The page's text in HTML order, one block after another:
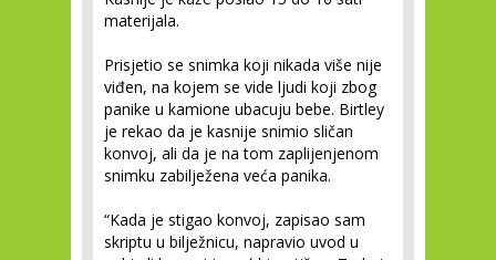
materijala.
Prisjetio se snimka koji nikada više nije
viđen, na kojem se vide ljudi koji zbog
panike u kamione ubacuju bebe. Birtley
je rekao da je kasnije snimio sličan
konvoj, ali da je na tom zaplijenjenom
snimku zabilježena veća panika.
“Kada je stigao konvoj, zapisao sam
skriptu u bilježnicu, napravio uvod u